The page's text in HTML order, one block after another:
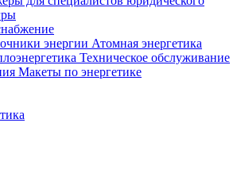
энергии Атомная энергетика
Техническое обслуживание
Макеты по энергетике